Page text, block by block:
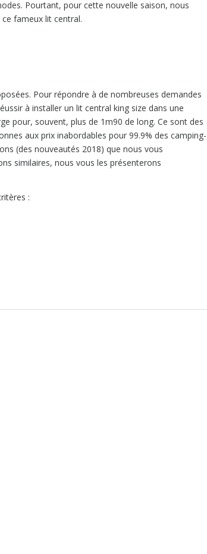
Pourtant, pour cette nouvelle saison, nous
fameux lit central.
Pour répondre à de nombreuses demandes
à installer un lit central king size dans une
pour, souvent, plus de 1m90 de long. Ce sont des
aux prix inabordables pour 99.9% des camping-
(des nouveautés 2018) que nous vous
similaires, nous vous les présenterons
: